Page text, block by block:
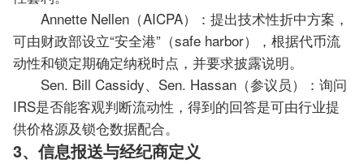
Annette Nellen（AICPA）：提出技术性折中方案，
可由财政部设立“安全港”（safe harbor），根据代币流
动性和锁定期确定纳税时点，并要求披露说明。
Sen. Bill Cassidy、Sen. Hassan（参议员）：询问
IRS是否能客观判断流动性，得到的回答是可由行业提
供价格源及锁仓数据配合。
3、信息报送与经纪商定义